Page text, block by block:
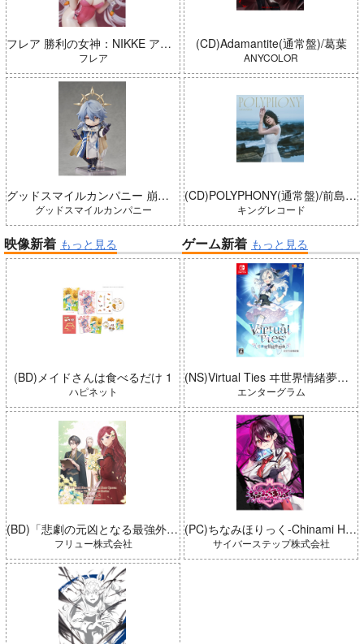
フレア 勝利の女神：NIKKE アリス：ワンダーランドバニー 完成品
フレア
グッドスマイルカンパニー 崩壊：スターレイル ねんどろいどどーる サンデー 完成品
グッドスマイルカンパニー
(CD)Adamantite(通常盤)/葛葉
ANYCOLOR
(CD)POLYPHONY(通常盤)/前島亜美
キングレコード
映像新着 もっと見る
(BD)メイドさんは食べるだけ 1
ハピネット
(BD)「悲劇の元凶となる最強外道ラスボス女王は民の為に尽くします。 Season2」BD-BOX 上巻
フリュー株式会社
ゲーム新着 もっと見る
(NS)Virtual Ties ヰ世界情緒夢想曲 完全生産限定版
エンターグラム
(PC)ちなみほりっく-Chinami Holic 特典付き 限定ボックス
サイバーステップ株式会社